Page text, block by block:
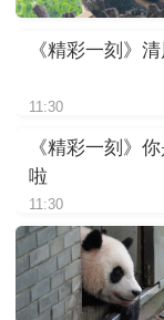
《精彩一刻》
11:30
《精彩一刻》
啦
11:30